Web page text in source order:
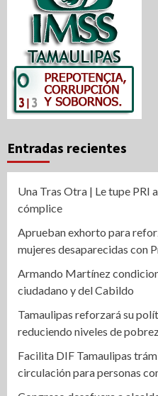
Entradas recientes
Una Tras Otra | Le tupe PRI
cómplice
Aprueban exhorto para
mujeres desaparecidas con
Armando Martínez
ciudadano y del Cabildo
Tamaulipas reforzará su
reduciendo niveles de
Facilita DIF Tamaulipas
circulación para personas